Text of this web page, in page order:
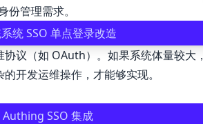
管理需求。
统 SSO 单点登录改造
议（如 OAuth）。如果系统体量较
开发运维操作，才能够实现。
Authing SSO 集成